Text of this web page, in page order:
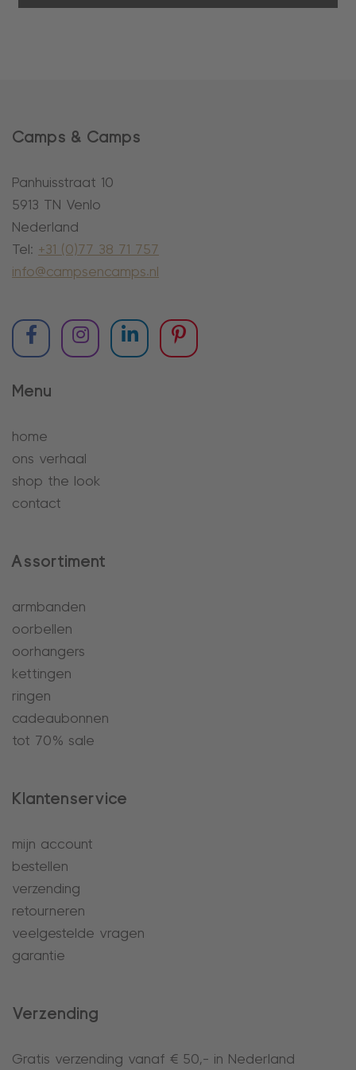
Camps & Camps
Panhuisstraat 10
5913 TN Venlo
Nederland
Tel: +31 (0)77 38 71 757
info@campsencamps.nl
Menu
home
ons verhaal
shop the look
contact
Assortiment
armbanden
oorbellen
oorhangers
kettingen
ringen
cadeaubonnen
tot 70% sale
Klantenservice
mijn account
bestellen
verzending
retourneren
veelgestelde vragen
garantie
Verzending
Gratis verzending vanaf € 50,- in Nederland